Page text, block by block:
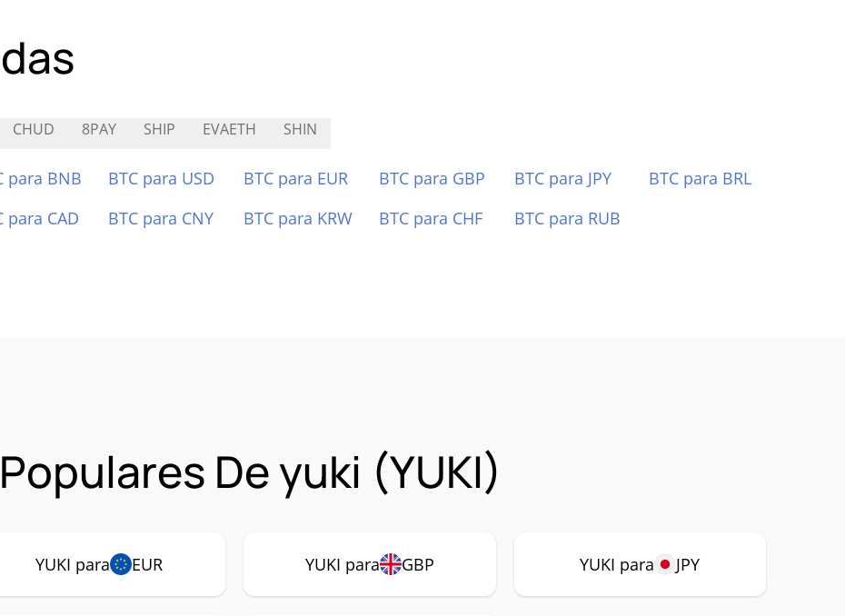
CHUD 8PAY SHIP EVAETH SHIN
para BNB BTC para USD BTC para EUR BTC para GBP BTC para JPY
BTC para BRL
para CAD BTC para CNY BTC para KRW BTC para CHF BTC para RUB
De yuki (YUKI)
YUKI para EUR YUKI para GBP YUKI para JPY